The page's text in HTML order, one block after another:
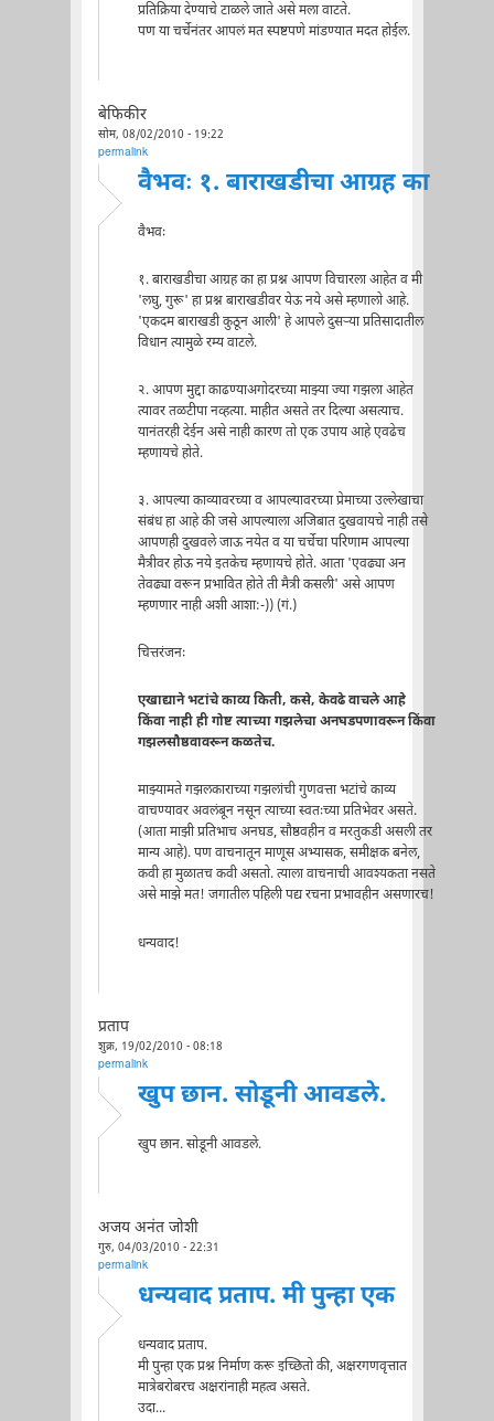
प्रतिक्रिया देण्याचे टाळले जाते असे मला वाटते.
पण या चर्चेनंतर आपलं मत स्पष्टपणे मांडण्यात मदत होईल.
बेफिकीर
सोम, 08/02/2010 - 19:22
permalink
वैभवः १. बाराखडीचा आग्रह का
वैभवः
१. बाराखडीचा आग्रह का हा प्रश्न आपण विचारला आहेत व मी
'लघु, गुरू' हा प्रश्न बाराखडीवर येऊ नये असे म्हणालो आहे.
'एकदम बाराखडी कुठून आली' हे आपले दुसर्‍या प्रतिसादातील
विधान त्यामुळे रम्य वाटले.
२. आपण मुद्दा काढण्याअगोदरच्या माझ्या ज्या गझला आहेत
त्यावर तळटीपा नव्हत्या. माहीत असते तर दिल्या असत्याच.
यानंतरही देईन असे नाही कारण तो एक उपाय आहे एवढेच
म्हणायचे होते.
३. आपल्या काव्यावरच्या व आपल्यावरच्या प्रेमाच्या उल्लेखाचा
संबंध हा आहे की जसे आपल्याला अजिबात दुखवायचे नाही तसे
आपणही दुखवले जाऊ नयेत व या चर्चेचा परिणाम आपल्या
मैत्रीवर होऊ नये इतकेच म्हणायचे होते. आता 'एवढ्या अन
तेवढ्या वरून प्रभावित होते ती मैत्री कसली' असे आपण
म्हणणार नाही अशी आशा:-)) (गं.)
चित्तरंजनः
एखाद्याने भटांचे काव्य किती, कसे, केवढे वाचले आहे
किंवा नाही ही गोष्ट त्याच्या गझलेचा अनघडपणावरून किंवा
गझलसौष्ठवावरून कळतेच.
माझ्यामते गझलकाराच्या गझलांची गुणवत्ता भटांचे काव्य
वाचण्यावर अवलंबून नसून त्याच्या स्वतःच्या प्रतिभेवर असते.
(आता माझी प्रतिभाच अनघड, सौष्ठवहीन व मरतुकडी असली तर
मान्य आहे). पण वाचनातून माणूस अभ्यासक, समीक्षक बनेल,
कवी हा मुळातच कवी असतो. त्याला वाचनाची आवश्यकता नसते
असे माझे मत! जगातील पहिली पद्य रचना प्रभावहीन असणारच!
धन्यवाद!
प्रताप
शुक्र, 19/02/2010 - 08:18
permalink
खुप छान. सोडूनी आवडले.
खुप छान. सोडूनी आवडले.
अजय अनंत जोशी
गुरु, 04/03/2010 - 22:31
permalink
धन्यवाद प्रताप. मी पुन्हा एक
धन्यवाद प्रताप.
मी पुन्हा एक प्रश्न निर्माण करू इच्छितो की, अक्षरगणवृत्तात
मात्रेबरोबरच अक्षरांनाही महत्व असते.
उदा...